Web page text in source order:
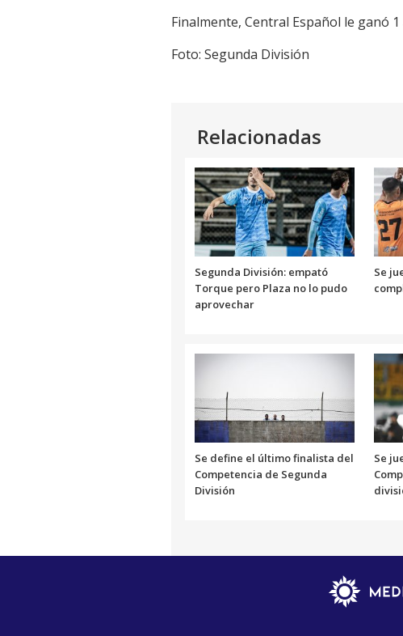
Finalmente, Central Español le ganó
Foto: Segunda División
Relacionadas
Segunda División: empató
Torque pero Plaza no lo pudo
aprovechar
Se
Se define el último finalista del
Competencia de Segunda
División
Se